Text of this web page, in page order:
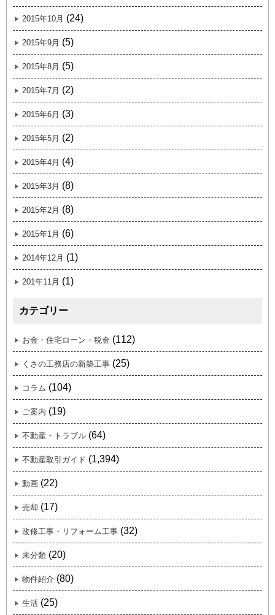
2015年10月 (24)
2015年9月 (5)
2015年8月 (5)
2015年7月 (2)
2015年6月 (3)
2015年5月 (2)
2015年4月 (4)
2015年3月 (8)
2015年2月 (8)
2015年1月 (6)
2014年12月 (1)
201年11月 (1)
カテゴリー
お金・住宅ローン・税金 (112)
くさの工務店の新築工事 (25)
コラム (104)
ご案内 (19)
不動産・トラブル (64)
不動産取引ガイド (1,394)
動画 (22)
売却 (17)
改修工事・リフォーム工事 (32)
未分類 (20)
物件紹介 (80)
生活 (25)